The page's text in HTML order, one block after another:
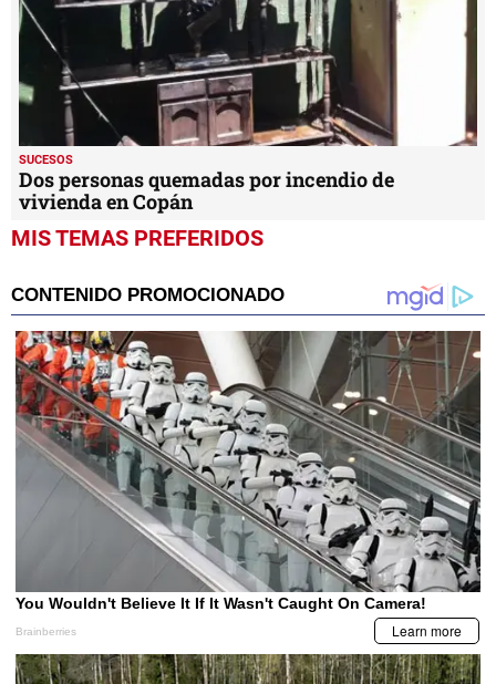
SUCESOS
Dos personas quemadas por incendio de
vivienda en Copán
MIS TEMAS PREFERIDOS